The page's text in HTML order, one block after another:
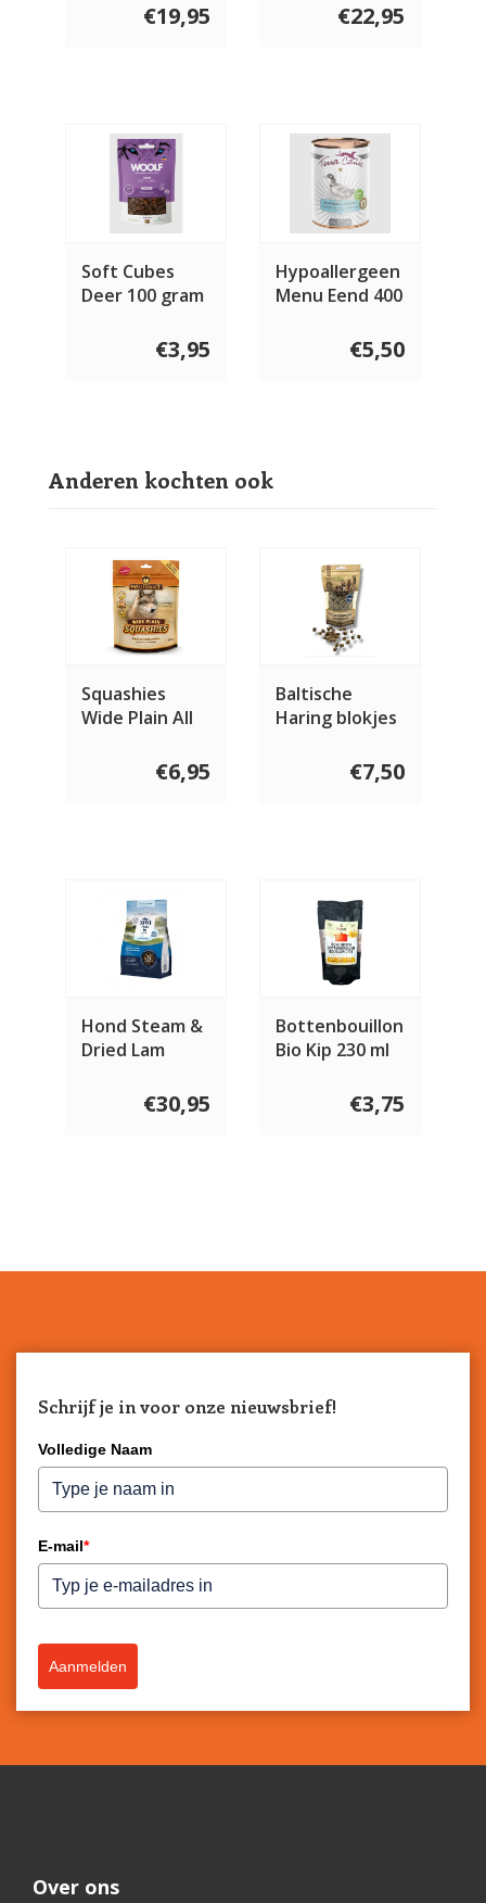
€19,95 €22,95
Soft Cubes
Deer 100 gram
€3,95
Hypoallergeen
Menu Eend 400
€5,50
Anderen kochten ook
Squashies
Wide Plain All
€6,95
Baltische
Haring blokjes
€7,50
Hond Steam &
Dried Lam
€30,95
Bottenbouillon
Bio Kip 230 ml
€3,75
Schrijf je in voor onze nieuwsbrief!
Volledige Naam
E-mail*
Aanmelden
Over ons